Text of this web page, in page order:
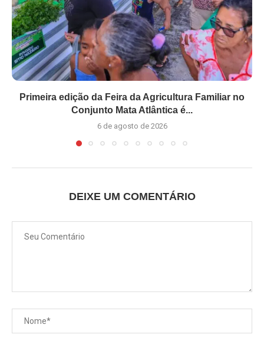
Primeira edição da Feira da Agricultura Familiar no
Conjunto Mata Atlântica é...
6 de agosto de 2026
DEIXE UM COMENTÁRIO